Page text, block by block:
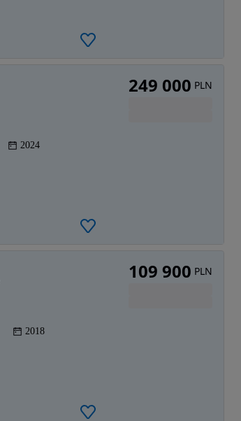
2024
249 000 PLN
2018
109 900 PLN